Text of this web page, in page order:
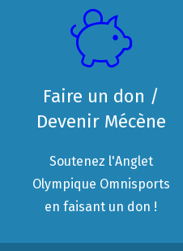
Faire un don /
Devenir Mécène
Soutenez l'Anglet
Olympique Omnisports
en faisant un don !